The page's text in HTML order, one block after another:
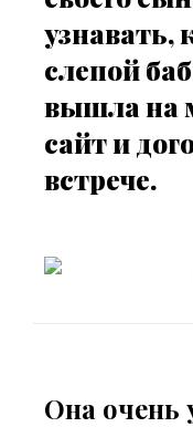
узнавать,
слепой
вышла на
сайт и
встрече.
Она очень